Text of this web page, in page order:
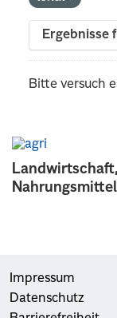
Nahrungsmittel
Ergebnisse
Bitte versuch
Impressum
Datenschutz